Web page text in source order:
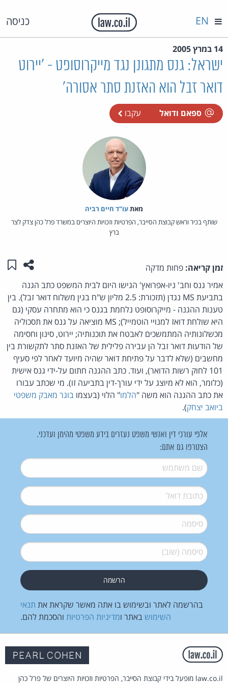
כניסה EN
14 במרץ 2005
ישראל: גנס מתגונן נגד מייקרוסופט - 'יירוט
דואר זבל הוא האזנת סתר אסורה'
ספאם ודואל עקבו
מאת‏עו"ד חיים רביה
שותף בכיר וראש קבוצת הסייבר, הפרטיות וזכויות היוצרים במשרד פרל כהן צדק לצר
ברץ
זמן קריאה: פחות מדקה שתפו
אמיר גנס וחב' ניו-אפרואץ' הגישו היום לבית המשפט כתב הגנה
בתביעת MS נגדן (תזכורת: 2.5 מליון ש"ח בגין משלוח דואר זבל). בין
טענות ההגנה - מייקרוסופט נלחמת בגנס כי הוא מתחרה עסקי (גם
היא שולחת דואז למנויי הוטמייל); MS מוציאה על גנס את תסכוליה
מכשלונותיה המתמשכים לאבטח את תוכנותיה; יירוט, סינון וחסימה
של הודעות דואר זבל הן עבירה פלילית של האזנת סתר לתקשורת בין
מחשבים (שלא לדבר על פתיחת דואר שהיה מיועד לאחר לפי סעיף
101 לחוק רשות הדואר), ועוד. כתב ההגנה חתום על-ידי גנס אישית
(כלומר, הוא לא מיוצג על ידי עורך-דין בתביעה זו). מי שכתב עבורו
את כתב ההגנה הוא משה "הלמו" הלוי (בעצמו בוגר מאבק משפטי
ביואב יצחק).
אלפי עורכי דין ואנשי משפט נעזרים בידע משפטי מהימן ועדכני.
הצטרפו גם אתם:
שם משתמש*
דואל*
סיסמה*
סיסמה (שוב)*
בהרשמה לאתר ובשימוש בו אתה מאשר שקראת את תנאי
השימוש באתר ומדיניות הפרטיות והסכמת להם.
law.co.il מופעל בידי קבוצת הסייבר, הפרטיות וזכויות היוצרים של פרל כהן